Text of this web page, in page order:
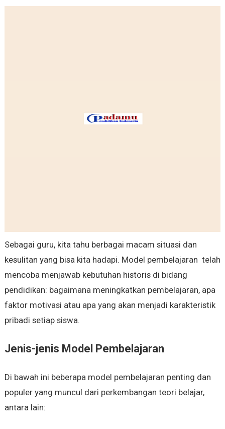
Sebagai guru, kita tahu berbagai macam situasi dan
kesulitan yang bisa kita hadapi. Model pembelajaran telah
mencoba menjawab kebutuhan historis di bidang
pendidikan: bagaimana meningkatkan pembelajaran, apa
faktor motivasi atau apa yang akan menjadi karakteristik
pribadi setiap siswa.
Jenis-jenis Model Pembelajaran
Di bawah ini beberapa model pembelajaran penting dan
populer yang muncul dari perkembangan teori belajar,
antara lain: